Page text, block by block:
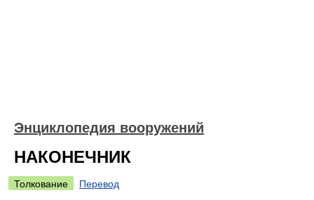
Энциклопедия вооружений
НАКОНЕЧНИК
Толкование
Перевод